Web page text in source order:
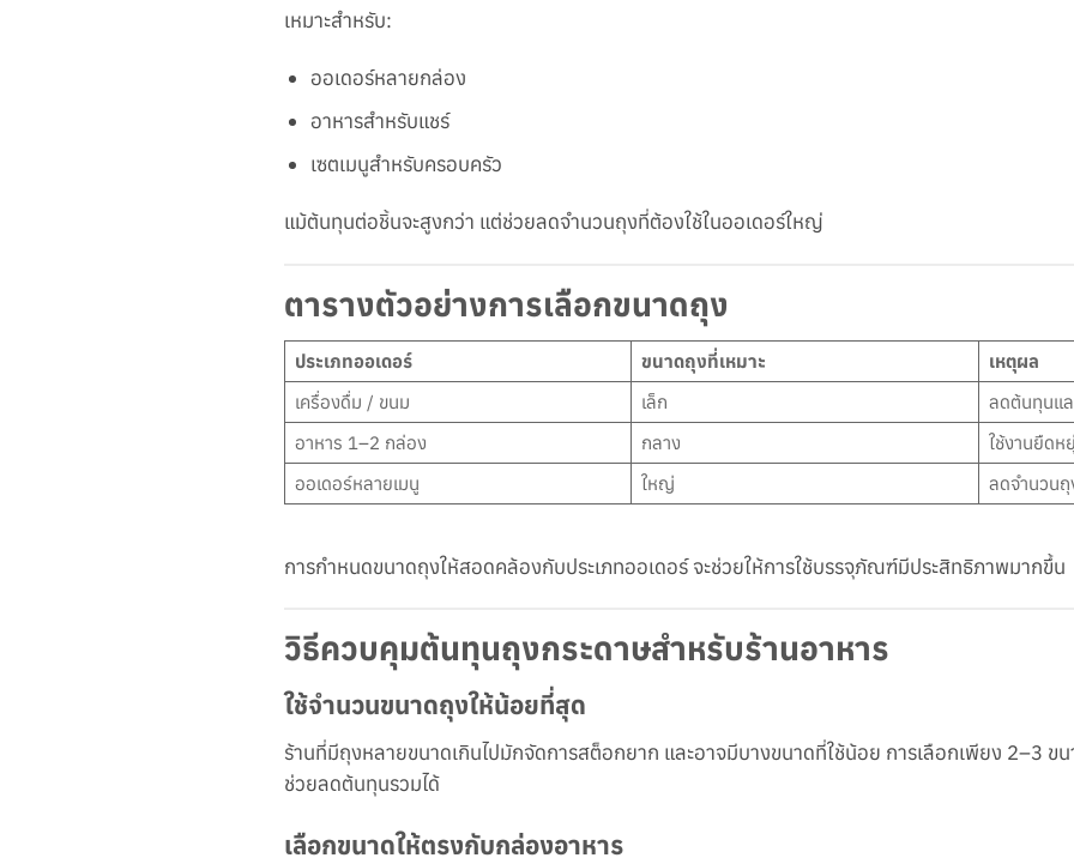
เหมาะสำหรับ:
ออเดอร์หลายกล่อง
อาหารสำหรับแชร์
เซตเมนูสำหรับครอบครัว
แม้ต้นทุนต่อชิ้นจะสูงกว่า แต่ช่วยลดจำนวนถุงที่ต้องใช้ในออเดอร์ใหญ่
ตารางตัวอย่างการเลือกขนาดถุง
ประเภทออเดอร์ ขนาดถุงที่เหมาะ
เหตุผล
เครื่องดื่ม / ขนม
เล็ก
ลดต้นทุนแ
อาหาร 1–2 กล่อง
กลาง
ใช้งานยืดห
ออเดอร์หลายเมนู
ใหญ่ ลดจำนวนถุ
การกำหนดขนาดถุงให้สอดคล้องกับประเภทออเดอร์ จะช่วยให้การใช้บรรจุภัณฑ์มีประสิทธิภาพมากขึ้น
วิธีควบคุมต้นทุนถุงกระดาษสำหรับร้านอาหาร
ใช้จำนวนขนาดถุงให้น้อยที่สุด
ร้านที่มีถุงหลายขนาดเกินไปมักจัดการสต็อกยาก และอาจมีบางขนาดที่ใช้น้อย การเลือกเพียง 2–3 ข
ช่วยลดต้นทุนรวมได้
เลือกขนาดให้ตรงกับกล่องอาหาร